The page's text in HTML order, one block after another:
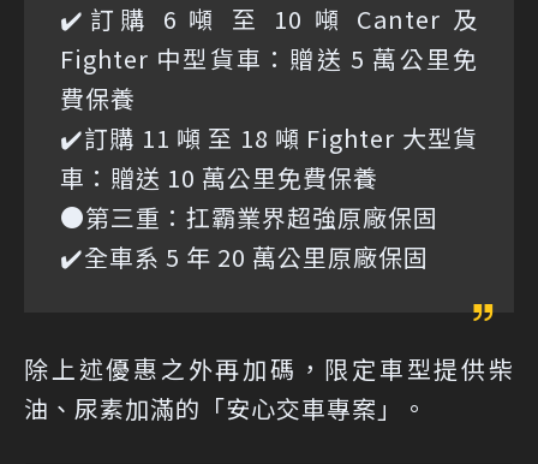
✔️訂購 6 噸 至 10 噸 Canter 及
Fighter 中型貨車：贈送 5 萬公里免
費保養
✔️訂購 11 噸 至 18 噸 Fighter 大型貨
車：贈送 10 萬公里免費保養
●第三重：扛霸業界超強原廠保固
✔️全車系 5 年 20 萬公里原廠保固
除上述優惠之外再加碼，限定車型提供柴
油、尿素加滿的「安心交車專案」。